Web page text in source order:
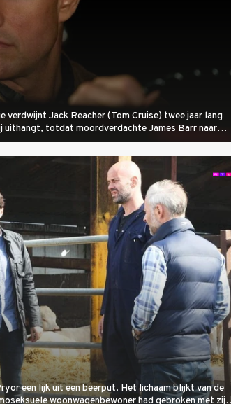
verdwijnt Jack Reacher (Tom Cruise) twee jaar lang
uithangt, totdat moordverdachte James Barr naar
een lijk uit een beerput. Het lichaam blijkt van de
woonwagenbewoner had gebroken met zijn